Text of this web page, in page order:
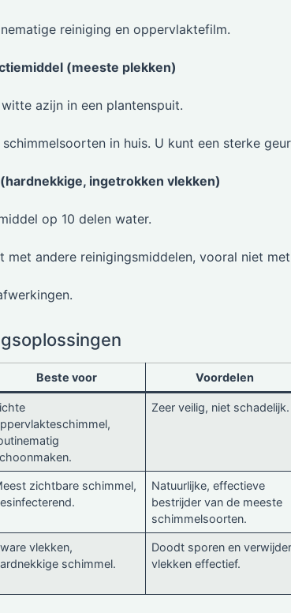
reiniging en oppervlaktefilm.
(meeste plekken)
azijn in een plantenspuit.
in huis. U kunt een sterke
ingetrokken vlekken)
op 10 delen water.
met andere reinigingsmiddelen, vooral niet
Beste voor Voordelen
Zeer veilig, niet schadelijk.
zichtbare schimmel,
Natuurlijke, effectieve
bestrijder van de meeste
schimmelsoorten.
vlekken,
schimmel.
Doodt sporen en
vlekken effectief.